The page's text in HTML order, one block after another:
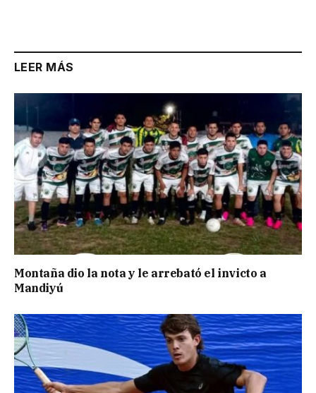
LEER MÁS
Montaña dio la nota y le arrebató el invicto a
Mandiyú